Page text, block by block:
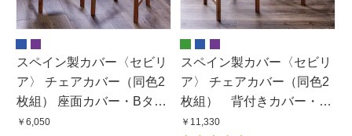
スペイン製カバー〈セビリ
ア〉 チェアカバー（同色2
枚組） 座面カバー・Bタイ
プ
￥6,050
スペイン製カバー〈セビリ
ア〉 チェアカバー（同色2
枚組） 背付きカバー・M
サイズ
￥11,330